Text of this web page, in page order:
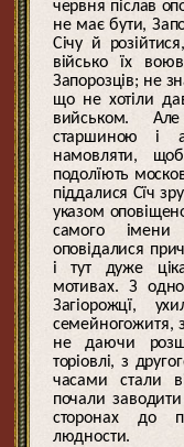
червня післав
не має бути,
Січу й
військо їх
Запорозців; не
що не хотіли
вийськом.
старшиною і
намовляти,
подолїють
піддалися Сїч
указом
самого імени
оповідалися
і тут дуже
мотивах. З
Загіорожцї,
семейногожитя,
не даючи
торіовлі, з
часами стали
почали
сторонах до
людности.